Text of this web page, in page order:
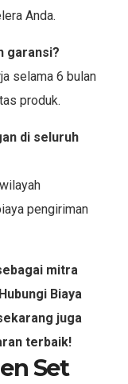
Anda.
garansi?
selama 6 bulan
produk.
di seluruh
pengiriman
mitra
Biaya
juga
terbaik!
Set